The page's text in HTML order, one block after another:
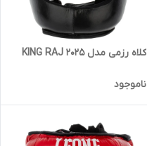
کلاه رزمی مدل KING RAJ 2025
ناموجود